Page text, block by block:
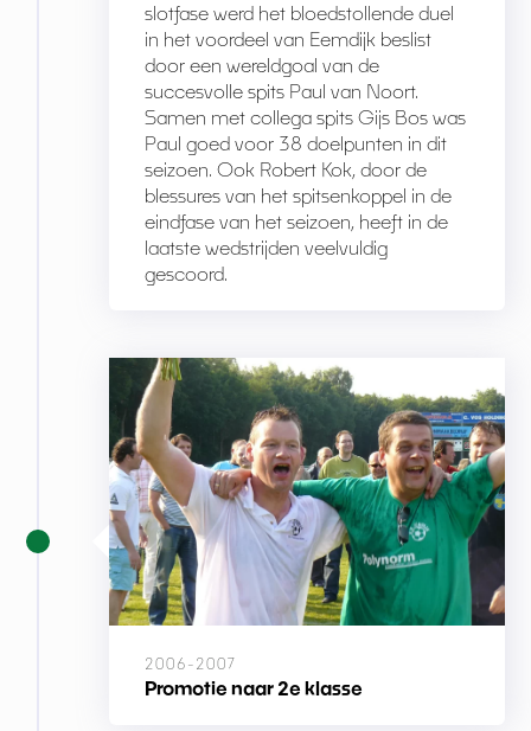
slotfase werd het bloedstollende duel
in het voordeel van Eemdijk beslist
door een wereldgoal van de
succesvolle spits Paul van Noort.
Samen met collega spits Gijs Bos was
Paul goed voor 38 doelpunten in dit
seizoen. Ook Robert Kok, door de
blessures van het spitsenkoppel in de
eindfase van het seizoen, heeft in de
laatste wedstrijden veelvuldig
gescoord.
2006-2007
Promotie naar 2e klasse